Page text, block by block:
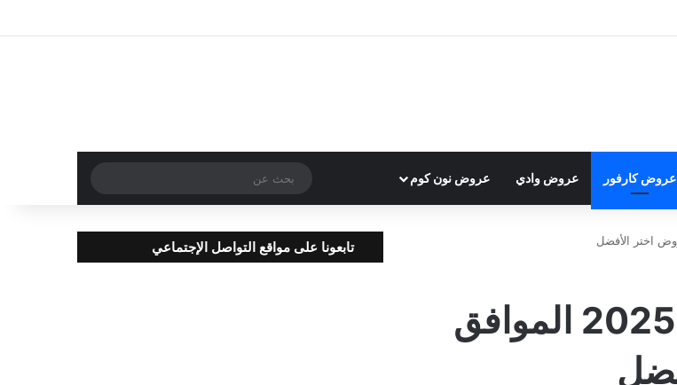
عروض كارفور عروض وادي عروض نون كوم
عن
عروض كارفور اليوم 30 يوليو 2025 الموافق
تابعونا على مواقع التواصل الإجتماعي